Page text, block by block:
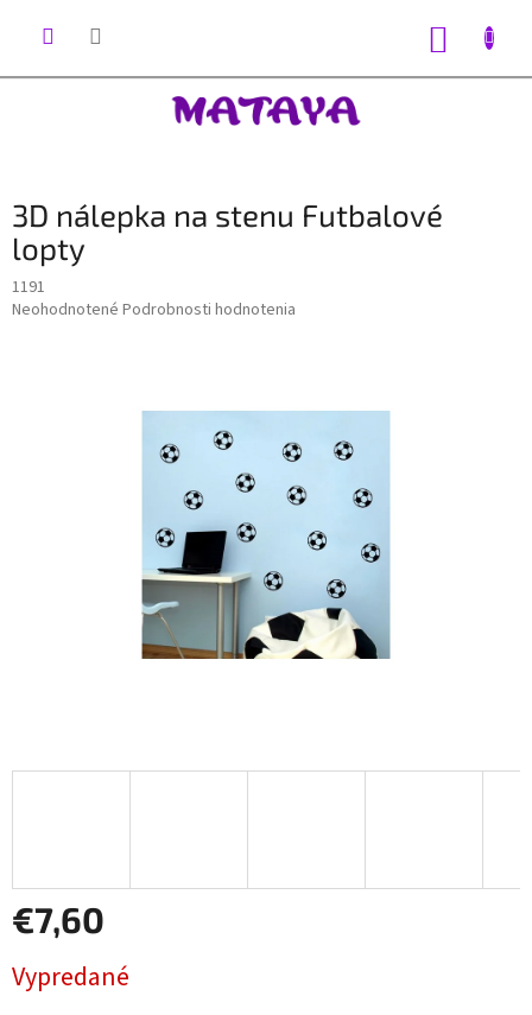
3D nálepka na stenu Futbalové
lopty
1191
Priemerné
Neohodnotené Podrobnosti hodnotenia
€7,60
cena:
Vypredané